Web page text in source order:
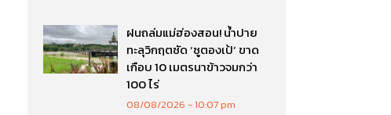
ฝนถล่มแม่ฮ่องสอน! น้ำปาย
ทะลุวิกฤตซัด ‘ซูตองเป้’ ขาด
เกือบ 10 เมตรนาข้าวจมกว่า
100 ไร่
08/08/2026 10:07 pm